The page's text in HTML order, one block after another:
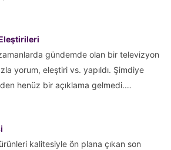
Eleştirileri
zamanlarda gündemde olan bir televizyon
yorum, eleştiri vs. yapıldı. Şimdiye
henüz bir açıklama gelmedi.…
kalitesiyle ön plana çıkan son